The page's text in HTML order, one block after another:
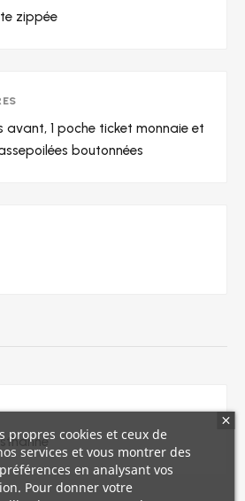
zippée
avant, 1 poche ticket monnaie et
boutonnées
propres cookies et ceux de
services et vous montrer des
en analysant vos
Pour donner votre